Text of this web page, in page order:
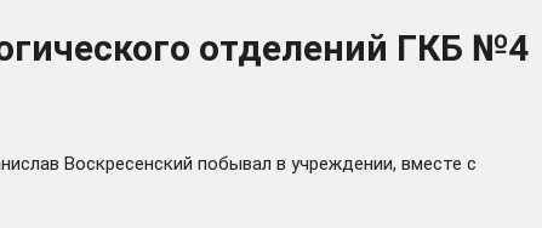
отделений ГКБ №4
Воскресенский побывал в учреждении, вместе с